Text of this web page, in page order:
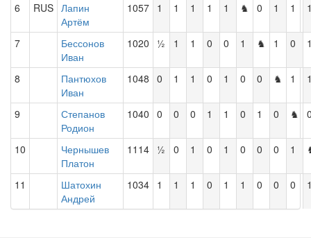
6 RUS Лапин
Артём
1057 1 1 1 1 1 ♞ 0 1 1
7
Бессонов
Иван
1020 ½ 1 1 0 0 1 ♞ 1 0
8
Пантюхов
Иван
1048 0 1 1 0 1 0 0 ♞ 1
9
Степанов
Родион
1040 0 0 0 1 1 0 1 0 ♞
10
Чернышев
Платон
1114 ½ 0 1 0 1 0 0 0 1
11
Шатохин
Андрей
1034 1 1 1 0 1 1 0 0 0